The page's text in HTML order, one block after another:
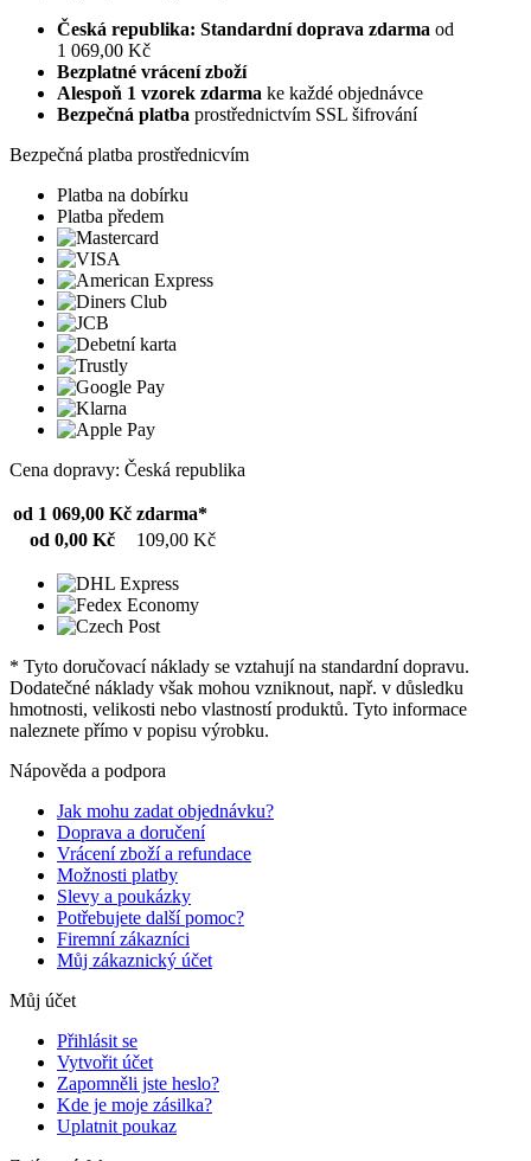
Česká republika: Standardní doprava zdarma od
1 069,00 Kč
Bezplatné vrácení zboží
Alespoň 1 vzorek zdarma ke každé objednávce
Bezpečná platba prostřednictvím SSL šifrování
Bezpečná platba prostřednicvím
Platba na dobírku
Platba předem
Cena dopravy: Česká republika
od 1 069,00 Kč zdarma*
od 0,00 Kč
109,00 Kč
* Tyto doručovací náklady se vztahují na standardní dopravu.
Dodatečné náklady však mohou vzniknout, např. v důsledku
hmotnosti, velikosti nebo vlastností produktů. Tyto informace
naleznete přímo v popisu výrobku.
Nápověda a podpora
Jak mohu zadat objednávku?
Doprava a doručení
Vrácení zboží a refundace
Možnosti platby
Slevy a poukázky
Potřebujete další pomoc?
Firemní zákazníci
Můj zákaznický účet
Můj účet
Přihlásit se
Vytvořit účet
Zapomněli jste heslo?
Kde je moje zásilka?
Uplatnit poukaz